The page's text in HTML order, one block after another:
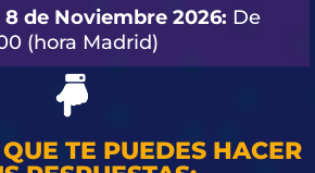
de Noviembre 2026: De
(hora Madrid)
TE PUEDES HACER